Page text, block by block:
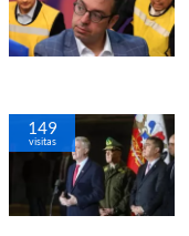
149
visitas